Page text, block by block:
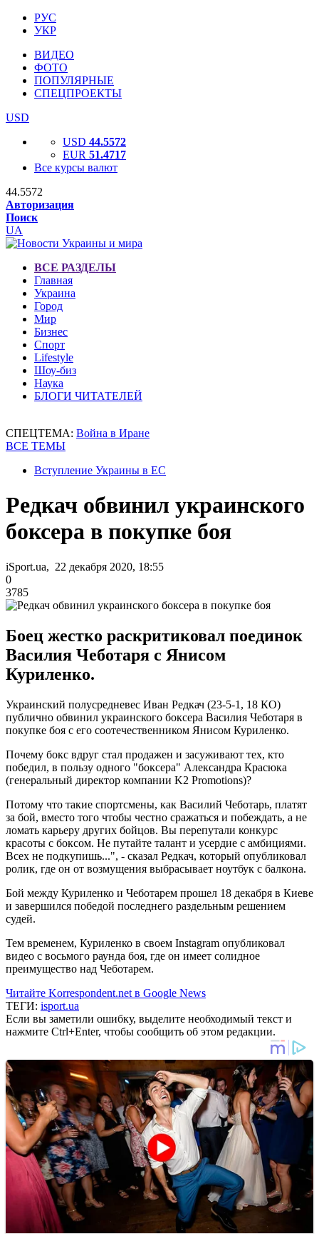
РУС
УКР
ВИДЕО
ФОТО
ПОПУЛЯРНЫЕ
СПЕЦПРОЕКТЫ
USD
USD 44.5572
EUR 51.4717
Все курсы валют
44.5572
Авторизация
Поиск
UA
ВСЕ РАЗДЕЛЫ
Главная
Украина
Город
Мир
Бизнес
Спорт
Lifestyle
Шоу-биз
Наука
БЛОГИ ЧИТАТЕЛЕЙ
СПЕЦТЕМА: Война в Иране
ВСЕ ТЕМЫ
Вступление Украины в ЕС
Редкач обвинил украинского
боксера в покупке боя
iSport.ua, 22 декабря 2020, 18:55
0
3785
Боец жестко раскритиковал поединок
Василия Чеботаря с Янисом
Куриленко.
Украинский полусредневес Иван Редкач (23-5-1, 18 КО)
публично обвинил украинского боксера Василия Чеботаря в
покупке боя с его соотечественником Янисом Куриленко.
Почему бокс вдруг стал продажен и засуживают тех, кто
победил, в пользу одного "боксера" Александра Красюка
(генеральный директор компании K2 Promotions)?
Потому что такие спортсмены, как Василий Чеботарь, платят
за бой, вместо того чтобы честно сражаться и побеждать, а не
ломать карьеру других бойцов. Вы перепутали конкурс
красоты с боксом. Не путайте талант и усердие с амбициями.
Всех не подкупишь...", - сказал Редкач, который опубликовал
ролик, где он от возмущения выбрасывает ноутбук с балкона.
Бой между Куриленко и Чеботарем прошел 18 декабря в Киеве
и завершился победой последнего раздельным решением
судей.
Тем временем, Куриленко в своем Instagram опубликовал
видео с восьмого раунда боя, где он имеет солидное
преимущество над Чеботарем.
Читайте Korrespondent.net в Google News
ТЕГИ: isport.ua
Если вы заметили ошибку, выделите необходимый текст и
нажмите Ctrl+Enter, чтобы сообщить об этом редакции.